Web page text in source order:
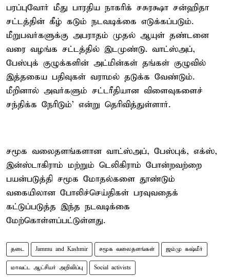
பரப்புவோர் மீது பாரதிய நாகரிக் சசுரக்ஷா சன்ஹிதா
சட்டத்தின் கீழ் கடும் நடவடிக்கை எடுக்கப்படும்.
மீறுபவர்களுக்கு அபராதம் முதல் ஆயுள் தண்டனை
வரை வழங்க சட்டத்தில் இடமுண்டு. வாட்ஸ்அப்,
பேஸ்புக் குழுக்களின் அட்மின்கள் தங்கள் குழுவில்
இத்தகைய பதிவுகள் வராமல் தடுக்க வேண்டும்.
மீறினால் அவர்களும் சட்டரீதியான விளைவுகளைச்
சந்திக்க நேரிடும்’ என்று தெரிவித்துள்ளார்.
சமூக வலைதளங்களான வாட்ஸ்அப், பேஸ்புக், எக்ஸ்,
இன்ஸ்டாகிராம் மற்றும் டெலிகிராம் போன்றவற்றை
பயன்படுத்தி சமூக மோதல்களை தூண்டும்
வகையிலான போலிச்செய்திகள் பரவுவதைக்
கட்டுப்படுத்த இந்த நடவடிக்கை
மேற்கொள்ளப்பட்டுள்ளது.
தடை Jammu and Kashmir சமூக வலைதளங்கள் ஜம்மு கஷ்மீர்
மாவட்ட ஆட்சியர் அறிவிப்பு Social activists